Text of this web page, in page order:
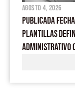
agosto 4, 2026
PUBLICADA
PLANTILLAS
ADMINISTRATIVO